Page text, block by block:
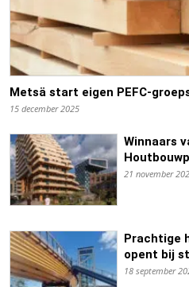
Metsä start eigen PEFC-
15 december 2025
?>
Winnaars
21 november
Prachtige
opent bij
18 september